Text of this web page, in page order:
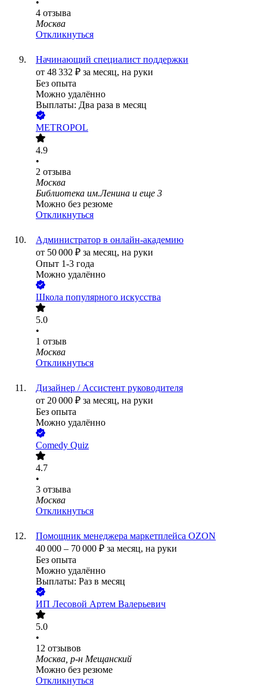
•
4 отзыва
Москва
Откликнуться
Начинающий специалист поддержки
от 48 332 ₽ за месяц, на руки
Без опыта
Можно удалённо
Выплаты: Два раза в месяц
METROPOL
4.9
•
2 отзыва
Москва
Библиотека им.Ленина и еще 3
Можно без резюме
Откликнуться
Администратор в онлайн-академию
от 50 000 ₽ за месяц, на руки
Опыт 1-3 года
Можно удалённо
Школа популярного искусства
5.0
•
1 отзыв
Москва
Откликнуться
Дизайнер / Ассистент руководителя
от 20 000 ₽ за месяц, на руки
Без опыта
Можно удалённо
Comedy Quiz
4.7
•
3 отзыва
Москва
Откликнуться
Помощник менеджера маркетплейса OZON
40 000 – 70 000 ₽ за месяц, на руки
Без опыта
Можно удалённо
Выплаты: Раз в месяц
ИП Лесовой Артем Валерьевич
5.0
•
12 отзывов
Москва, р-н Мещанский
Можно без резюме
Откликнуться